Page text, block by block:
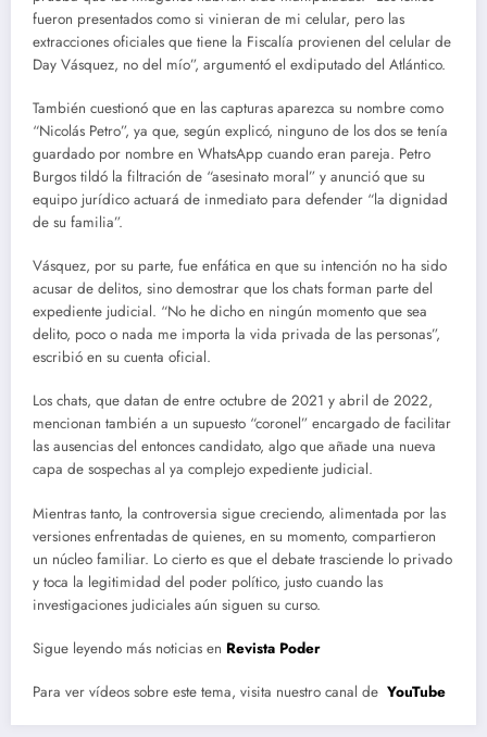
fueron presentados como si vinieran de mi celular, pero las
extracciones oficiales que tiene la Fiscalía provienen del celular de
Day Vásquez, no del mío”, argumentó el exdiputado del Atlántico.
También cuestionó que en las capturas aparezca su nombre como
“Nicolás Petro”, ya que, según explicó, ninguno de los dos se tenía
guardado por nombre en WhatsApp cuando eran pareja. Petro
Burgos tildó la filtración de “asesinato moral” y anunció que su
equipo jurídico actuará de inmediato para defender “la dignidad
de su familia”.
Vásquez, por su parte, fue enfática en que su intención no ha sido
acusar de delitos, sino demostrar que los chats forman parte del
expediente judicial. “No he dicho en ningún momento que sea
delito, poco o nada me importa la vida privada de las personas”,
escribió en su cuenta oficial.
Los chats, que datan de entre octubre de 2021 y abril de 2022,
mencionan también a un supuesto “coronel” encargado de facilitar
las ausencias del entonces candidato, algo que añade una nueva
capa de sospechas al ya complejo expediente judicial.
Mientras tanto, la controversia sigue creciendo, alimentada por las
versiones enfrentadas de quienes, en su momento, compartieron
un núcleo familiar. Lo cierto es que el debate trasciende lo privado
y toca la legitimidad del poder político, justo cuando las
investigaciones judiciales aún siguen su curso.
Sigue leyendo más noticias en Revista Poder
Para ver vídeos sobre este tema, visita nuestro canal de YouTube